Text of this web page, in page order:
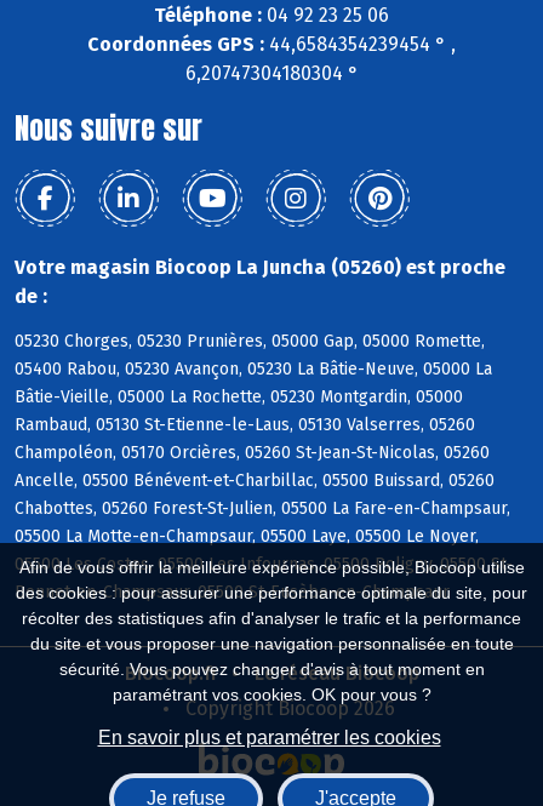
Afin de vous offrir la meilleure expérience possible, Biocoop utilise
des cookies : pour assurer une performance optimale du site, pour
récolter des statistiques afin d'analyser le trafic et la performance
du site et vous proposer une navigation personnalisée en toute
sécurité. Vous pouvez changer d'avis à tout moment en
paramétrant vos cookies. OK pour vous ?
En savoir plus et paramétrer les cookies
Je refuse J'accepte
Téléphone : 04 92 23 25 06
Coordonnées GPS : 44,6584354239454 ° ,
6,20747304180304 °
Nous suivre sur
Votre magasin Biocoop La Juncha (05260) est proche
de :
05230 Chorges, 05230 Prunières, 05000 Gap, 05000 Romette,
05400 Rabou, 05230 Avançon, 05230 La Bâtie-Neuve, 05000 La
Bâtie-Vieille, 05000 La Rochette, 05230 Montgardin, 05000
Rambaud, 05130 St-Etienne-le-Laus, 05130 Valserres, 05260
Champoléon, 05170 Orcières, 05260 St-Jean-St-Nicolas, 05260
Ancelle, 05500 Bénévent-et-Charbillac, 05500 Buissard, 05260
Chabottes, 05260 Forest-St-Julien, 05500 La Fare-en-Champsaur,
05500 La Motte-en-Champsaur, 05500 Laye, 05500 Le Noyer,
05500 Les Costes, 05500 Les Infournas, 05500 Poligny, 05500 St-
Bonnet-en-Champsaur, 05500 St-Eusèbe-en-Champsaur
Biocoop.fr
Le réseau Biocoop
Copyright Biocoop 2026